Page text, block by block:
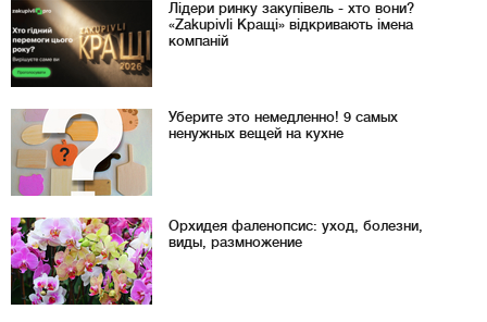
Лідери ринку закупівель - хто вони?
«Zakupivli Кращі» відкривають імена
компаній
Уберите это немедленно! 9 самых
ненужных вещей на кухне
Орхидея фаленопсис: уход, болезни,
виды, размножение